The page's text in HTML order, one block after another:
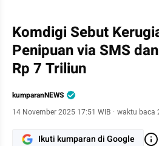
Komdigi Sebut
Penipuan via SMS
Rp 7 Triliun
kumparanNEWS
14 November 2025 17:51 WIB · waktu baca
Ikuti kumparan di Google